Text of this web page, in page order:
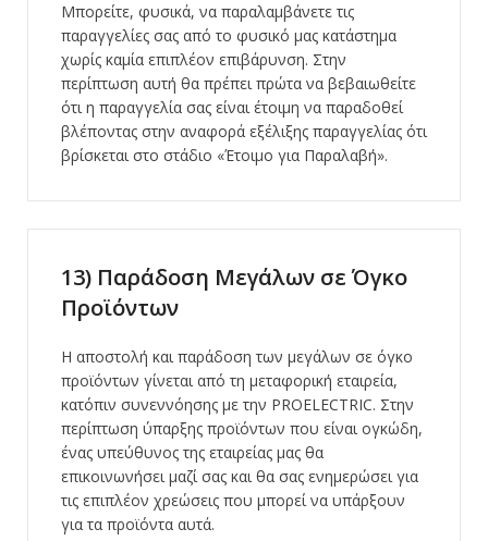
Μπορείτε, φυσικά, να παραλαμβάνετε τις
παραγγελίες σας από το φυσικό μας κατάστημα
χωρίς καμία επιπλέον επιβάρυνση. Στην
περίπτωση αυτή θα πρέπει πρώτα να βεβαιωθείτε
ότι η παραγγελία σας είναι έτοιμη να παραδοθεί
βλέποντας στην αναφορά εξέλιξης παραγγελίας ότι
βρίσκεται στο στάδιο «Έτοιμο για Παραλαβή».
13) Παράδοση Μεγάλων σε Όγκο
Προϊόντων
Η αποστολή και παράδοση των μεγάλων σε όγκο
προϊόντων γίνεται από τη μεταφορική εταιρεία,
κατόπιν συνεννόησης με την PROELECTRIC. Στην
περίπτωση ύπαρξης προϊόντων που είναι ογκώδη,
ένας υπεύθυνος της εταιρείας μας θα
επικοινωνήσει μαζί σας και θα σας ενημερώσει για
τις επιπλέον χρεώσεις που μπορεί να υπάρξουν
για τα προϊόντα αυτά.